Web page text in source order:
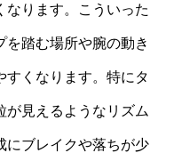
なります。こういった
踏む場所や腕の動き
すくなります。特にタ
が見えるようなリズム
にブレイクや落ちが少